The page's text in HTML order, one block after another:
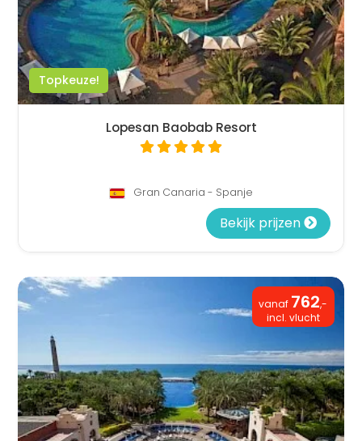
Topkeuze!
Lopesan Baobab Resort
Gran Canaria - Spanje
Bekijk prijzen
vanaf 762,-
incl. vlucht